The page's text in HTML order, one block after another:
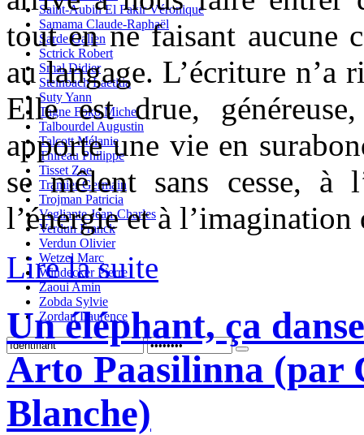
Saint-Aubin El Fakir Véronique
Samama Claude-Raphaël
Sarde Galien
Sctrick Robert
Smal Didier
Steinbach Laetitia
Suty Yann
Tagne Foko Michel
Talbourdel Augustin
Talcott Mélanie
Thireau Philippe
Tisset Zoe
Tramier Germain
Trojman Patricia
Vegliante Jean-Charles
Verdun Franck
Verdun Olivier
Wetzel Marc
Windecker Pierre
Zaoui Amin
Zobda Sylvie
Zordan Laurence
tout en ne faisant aucune
au langage. L’écriture n’a
Elle est drue,
apporte une vie en
se mêlent sans cesse, à
l’énergie et à l’imagination
Lire la suite
Un éléphant, ça
Arto Paasilinna (par
Blanche)